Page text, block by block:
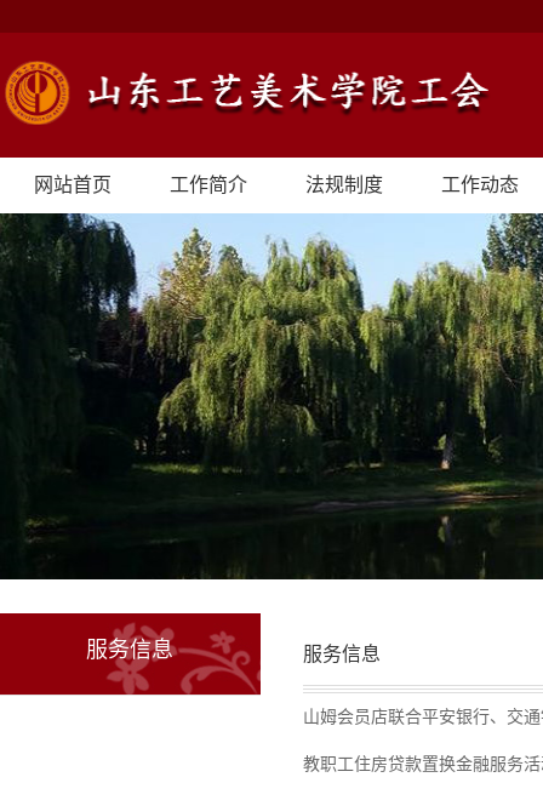
网站首页 工作简介 法规制度 工作动态
服务信息 服务信息
山姆会员店联合平安银行、交
教职工住房贷款置换金融服务